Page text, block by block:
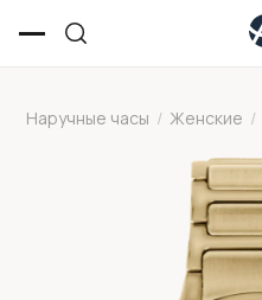
Наручные часы / Женские /